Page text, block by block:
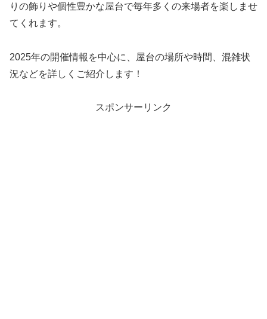
りの飾りや個性豊かな屋台で毎年多くの来場者を楽しませ
てくれます。
2025年の開催情報を中心に、屋台の場所や時間、混雑状
況などを詳しくご紹介します！
スポンサーリンク